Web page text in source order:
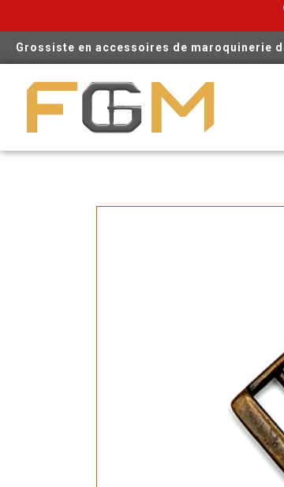
Grossiste en accessoires de maroquinerie